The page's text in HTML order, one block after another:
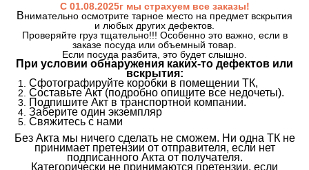
С 01.08.2025г мы страхуем все заказы!
Внимательно осмотрите тарное место на предмет вскрытия
и любых других дефектов.
Проверяйте груз тщательно!!! Особенно это важно, если в
заказе посуда или объемный товар.
Если посуда разбита, это будет слышно.
При условии обнаружения каких-то дефектов или
вскрытия:
Сфотографируйте коробки в помещении ТК,
Составьте Акт (подробно опишите все недочеты).
Подпишите Акт в транспортной компании.
Заберите один экземпляр
Свяжитесь с нами
Без Акта мы ничего сделать не сможем. Ни одна ТК не
принимает претензии от отправителя, если нет
подписанного Акта от получателя.
Категорически не принимаются претензии, если